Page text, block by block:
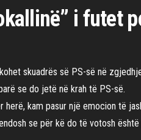
i futet
skuadrës së PS-së në
se do jetë në krah të PS-së.
herë, kam pasur një emocion të
se për kë do të votosh është